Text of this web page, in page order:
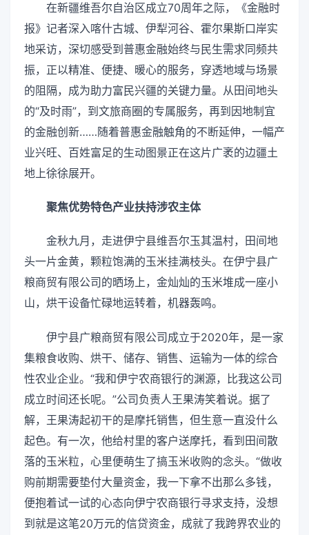
在新疆维吾尔自治区成立70周年之际，《金融时
报》记者深入喀什古城、伊犁河谷、霍尔果斯口岸实
地采访，深切感受到普惠金融始终与民生需求同频共
振，正以精准、便捷、暖心的服务，穿透地域与场景
的阻隔，成为助力富民兴疆的关键力量。从田间地头
的“及时雨”，到文旅商圈的专属服务，再到因地制宜
的金融创新……随着普惠金融触角的不断延伸，一幅产
业兴旺、百姓富足的生动图景正在这片广袤的边疆土
地上徐徐展开。
聚焦优势特色产业扶持涉农主体
金秋九月，走进伊宁县维吾尔玉其温村，田间地
头一片金黄，颗粒饱满的玉米挂满枝头。在伊宁县广
粮商贸有限公司的晒场上，金灿灿的玉米堆成一座小
山，烘干设备忙碌地运转着，机器轰鸣。
伊宁县广粮商贸有限公司成立于2020年，是一家
集粮食收购、烘干、储存、销售、运输为一体的综合
性农业企业。“我和伊宁农商银行的渊源，比我这公司
成立时间还长呢。”公司负责人王果涛笑着说。据了
解，王果涛起初干的是摩托销售，但生意一直没什么
起色。有一次，他给村里的客户送摩托，看到田间散
落的玉米粒，心里便萌生了搞玉米收购的念头。“做收
购前期需要垫付大量资金，我一下拿不出那么多钱，
便抱着试一试的心态向伊宁农商银行寻求支持，没想
到就是这笔20万元的信贷资金，成就了我跨界农业的